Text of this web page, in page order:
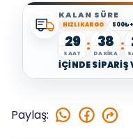
KALAN SÜRE
HIZLI KARGO 500₺+
29
SAAT : 38
DAKİKA :
İÇİNDE SİPARİŞ
Paylaş: